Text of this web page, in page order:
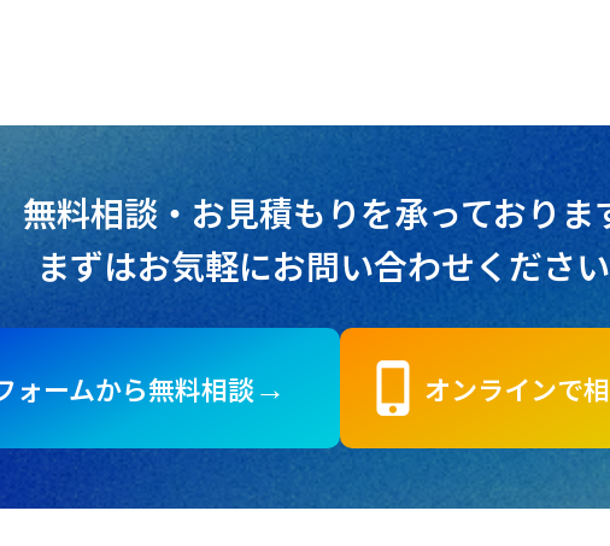
無料相談・お見積もりを承っておりま
まずはお気軽にお問い合わせくださ
ォームから無料相談→ phone_iphone オンラインで